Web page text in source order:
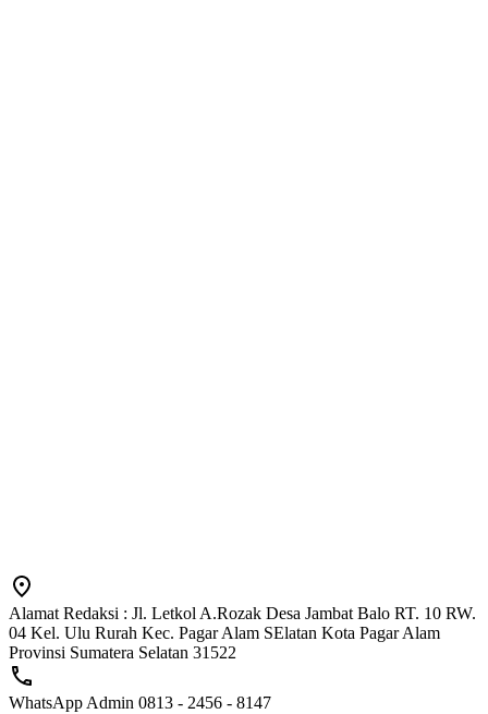
Alamat Redaksi : Jl. Letkol A.Rozak Desa Jambat Balo RT. 10 RW.
04 Kel. Ulu Rurah Kec. Pagar Alam SElatan Kota Pagar Alam
Provinsi Sumatera Selatan 31522
WhatsApp Admin 0813 - 2456 - 8147